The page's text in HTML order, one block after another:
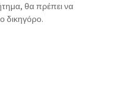
θα πρέπει να
δικηγόρο.